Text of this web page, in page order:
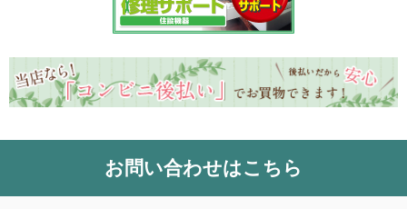
お問い合わせはこちら